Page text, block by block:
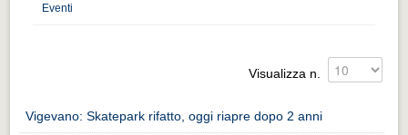
Distretto industriale
Eventi
Visualizza n.
Vigevano: Skatepark rifatto, oggi riapre dopo 2 anni